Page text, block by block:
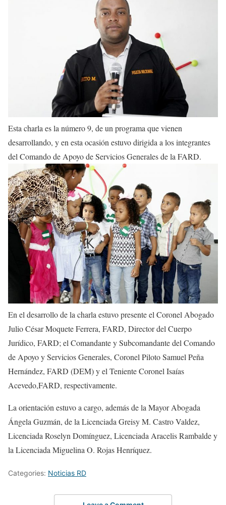
Esta charla es la número 9, de un programa que vienen
desarrollando, y en esta ocasión estuvo dirigida a los integrantes
del Comando de Apoyo de Servicios Generales de la FARD.
En el desarrollo de la charla estuvo presente el Coronel Abogado
Julio César Moquete Ferrera, FARD, Director del Cuerpo
Jurídico, FARD; el Comandante y Subcomandante del Comando
de Apoyo y Servicios Generales, Coronel Piloto Samuel Peña
Hernández, FARD (DEM) y el Teniente Coronel Isaías
Acevedo,FARD, respectivamente.
La orientación estuvo a cargo, además de la Mayor Abogada
Ángela Guzmán, de la Licenciada Greisy M. Castro Valdez,
Licenciada Roselyn Domínguez, Licenciada Aracelis Rambalde y
la Licenciada Miguelina O. Rojas Henríquez.
Categories: Noticias RD